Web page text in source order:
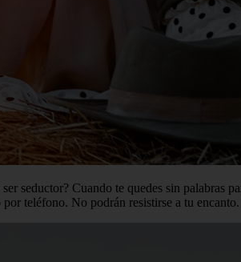
seductor? Cuando te quedes sin
teléfono. No podrán resistirse a tu